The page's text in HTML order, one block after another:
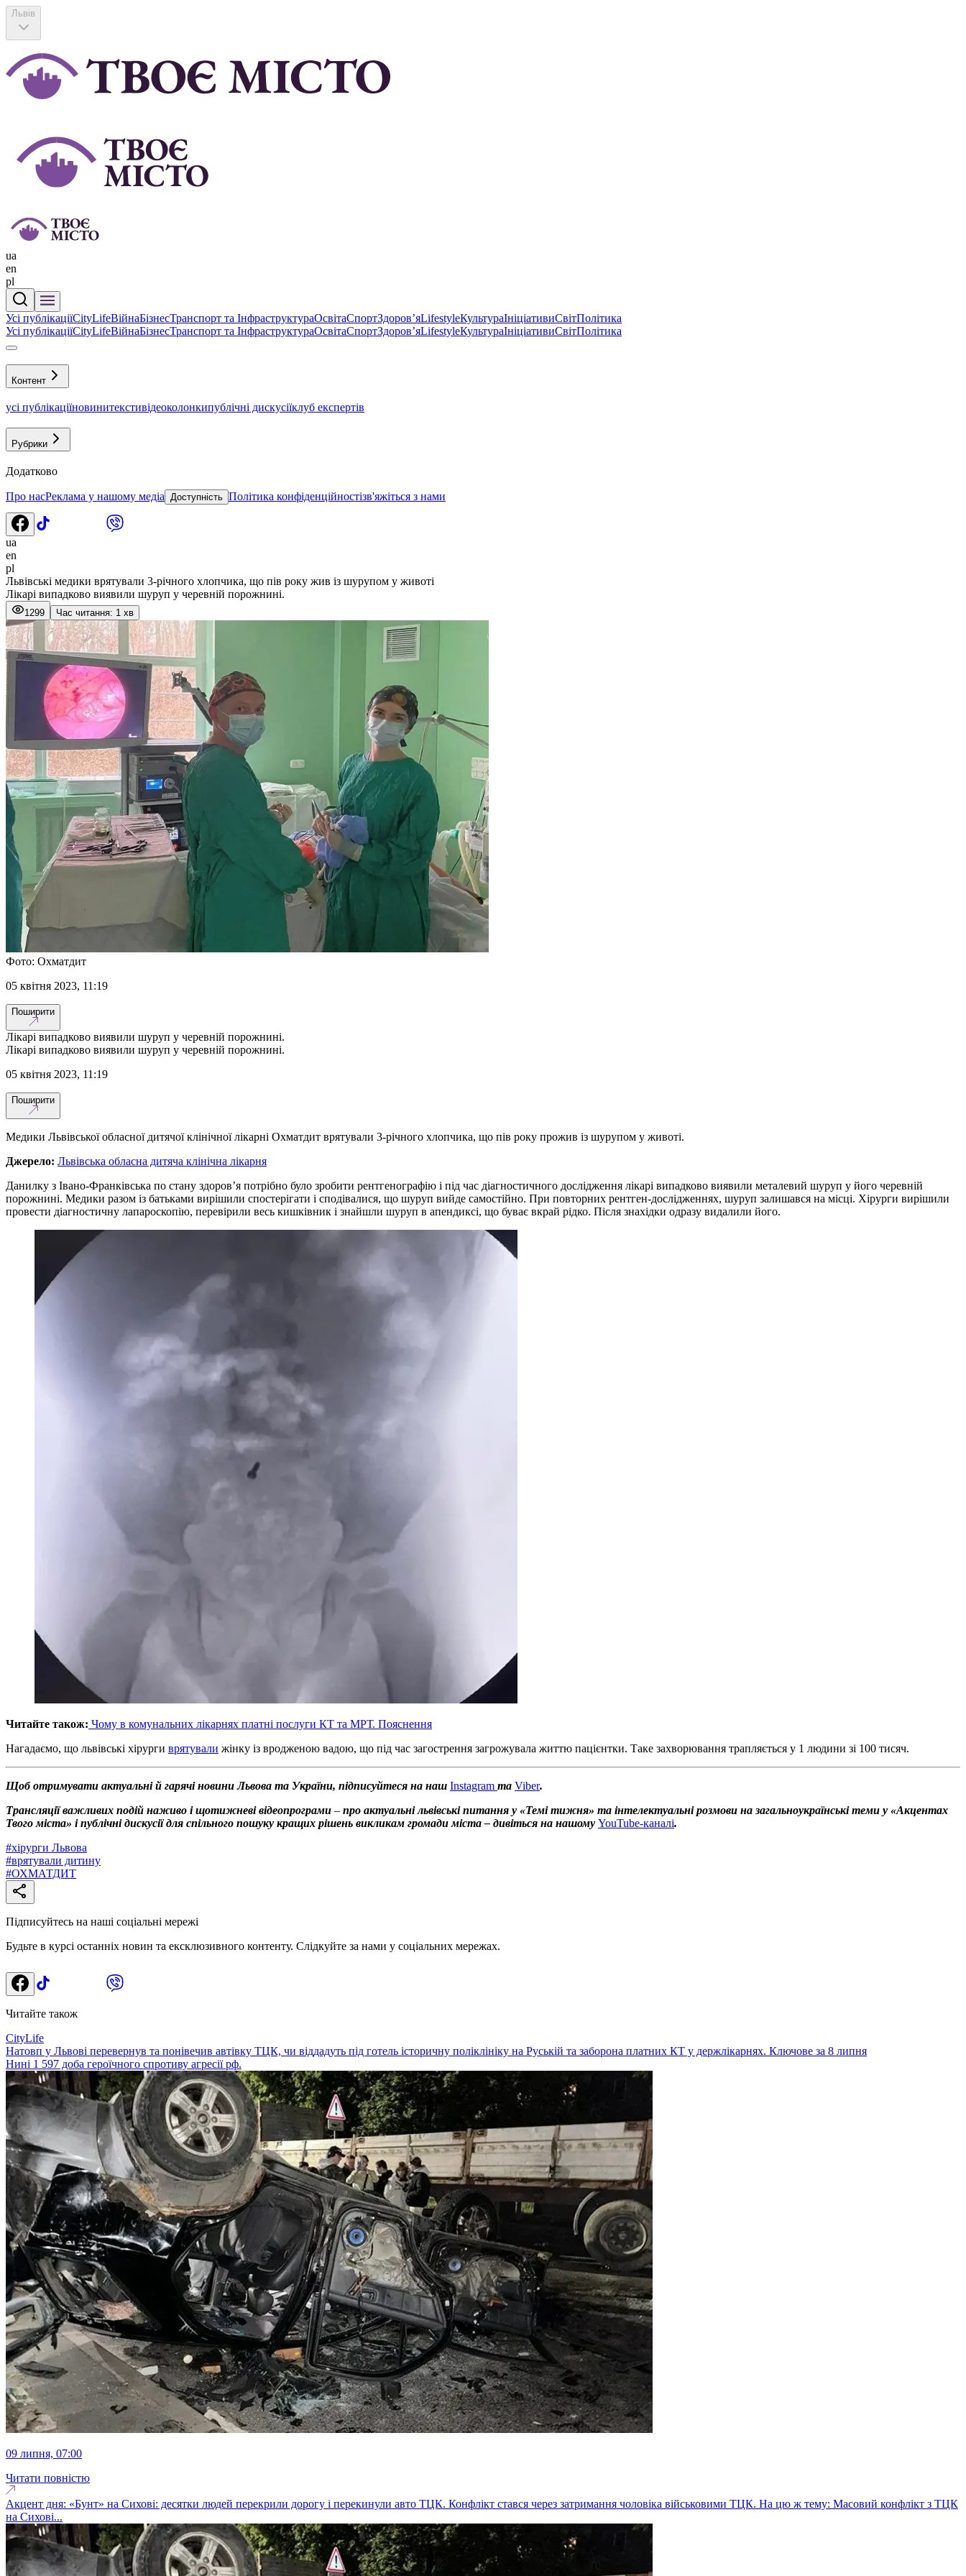
Львів
ua
en
pl
Усі публікаціїCityLifeВійнаБізнесТранспорт та ІнфраструктураОсвітаСпортЗдоровʼяLifestyleКультураІніціативиСвітПолітика
Усі публікаціїCityLifeВійнаБізнесТранспорт та ІнфраструктураОсвітаСпортЗдоровʼяLifestyleКультураІніціативиСвітПолітика
Контент
усі публікаціїновинитекстивідеоколонкипублічні дискусіїклуб експертів
Рубрики
Додатково
Про насРеклама у нашому медіа Доступність Політика конфіденційностізв'яжіться з нами
ua
en
pl
Львівські медики врятували 3-річного хлопчика, що пів року жив із шурупом у животі
Лікарі випадково виявили шуруп у черевній порожнині.
1299 Час читання: 1 хв
Фото: Охматдит
05 квітня 2023, 11:19
Поширити
Лікарі випадково виявили шуруп у черевній порожнині.
Лікарі випадково виявили шуруп у черевній порожнині.
05 квітня 2023, 11:19
Поширити
Медики Львівської обласної дитячої клінічної лікарні Охматдит врятували 3-річного хлопчика, що пів року прожив із шурупом у животі.
Джерело: Львівська обласна дитяча клінічна лікарня
Данилку з Івано-Франківська по стану здоров’я потрібно було зробити рентгенографію і під час діагностичного дослідження лікарі випадково виявили металевий шуруп у його черевній
порожнині. Медики разом із батьками вирішили спостерігати і сподівалися, що шуруп вийде самостійно. При повторних рентген-дослідженнях, шуруп залишався на місці. Хірурги вирішили
провести діагностичну лапароскопію, перевірили весь кишківник і знайшли шуруп в апендиксі, що буває вкрай рідко. Після знахідки одразу видалили його.
Читайте також: Чому в комунальних лікарнях платні послуги КТ та МРТ. Пояснення
Нагадаємо, що львівські хірурги врятували жінку із вродженою вадою, що під час загострення загрожувала життю пацієнтки. Таке захворювання трапляється у 1 людини зі 100 тисяч.
Щоб отримувати актуальні й гарячі новини Львова та України, підписуйтеся на наш Instagram та Viber.
Трансляції важливих подій наживо і щотижневі відеопрограми – про актуальні львівські питання у «Темі тижня» та інтелектуальні розмови на загальноукраїнські теми у «Акцентах
Твого міста» і публічні дискусії для спільного пошуку кращих рішень викликам громади міста – дивіться на нашому YouTube-каналі.
#хірурги Львова
#врятували дитину
#ОХМАТДИТ
Підписуйтесь на наші соціальні мережі
Будьте в курсі останніх новин та ексклюзивного контенту. Слідкуйте за нами у соціальних мережах.
Читайте також
CityLife
Натовп у Львові перевернув та понівечив автівку ТЦК, чи віддадуть під готель історичну поліклініку на Руській та заборона платних КТ у держлікарнях. Ключове за 8 липня
Нині 1 597 доба героїчного спротиву агресії рф.
09 липня, 07:00
Читати повністю
Акцент дня: «Бунт» на Сихові: десятки людей перекрили дорогу і перекинули авто ТЦК. Конфлікт стався через затримання чоловіка військовими ТЦК. На цю ж тему: Масовий конфлікт з ТЦК
на Сихові...